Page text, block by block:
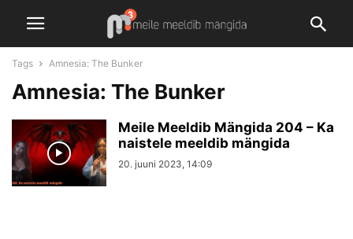
Tags Amnesia: The Bunker
Amnesia: The Bunker
Meile Meeldib Mängida 204 – Ka
naistele meeldib mängida
20. juuni 2023, 14:09